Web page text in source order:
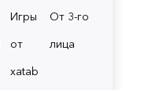
Игры
от
xatab
От 3-го
лица